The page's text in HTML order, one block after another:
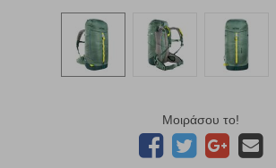
Μοιράσου το!